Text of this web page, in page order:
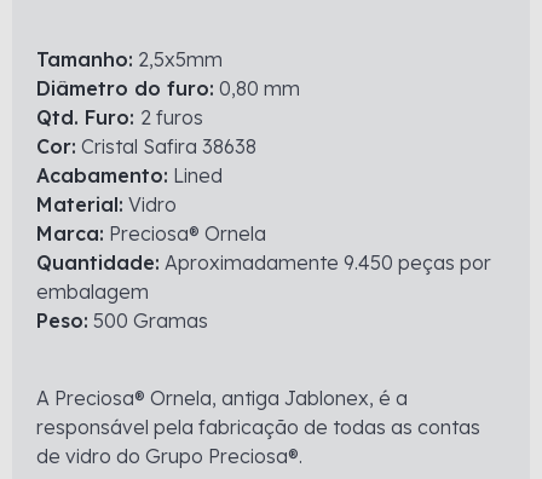
Tamanho: 2,5x5mm
Diâmetro do furo: 0,80 mm
Qtd. Furo: 2 furos
Cor: Cristal Safira 38638
Acabamento: Lined
Material: Vidro
Marca: Preciosa® Ornela
Quantidade: Aproximadamente 9.450 peças por
embalagem
Peso: 500 Gramas
A Preciosa® Ornela, antiga Jablonex, é a
responsável pela fabricação de todas as contas
de vidro do Grupo Preciosa®.